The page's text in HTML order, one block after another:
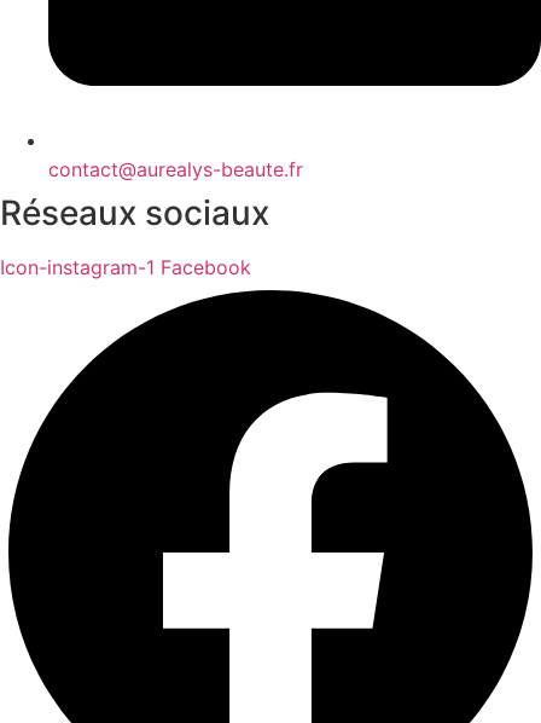
contact@aurealys-beaute.fr
Réseaux sociaux
Icon-instagram-1 Facebook